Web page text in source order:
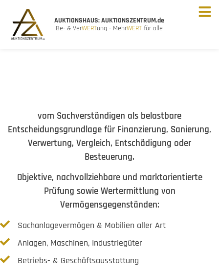
AUKTIONSHAUS: AUKTIONSZENTRUM.de
Be- & VerWERTung - MehrWERT für alle
vom Sachverständigen als belastbare
Entscheidungsgrundlage für Finanzierung, Sanierung,
Verwertung, Vergleich, Entschädigung oder
Besteuerung.
Objektive, nachvollziehbare und marktorientierte
Prüfung sowie Wertermittlung von
Vermögensgegenständen:
Sachanlagevermögen & Mobilien aller Art
Anlagen, Maschinen, Industriegüter
Betriebs- & Geschäftsausstattung